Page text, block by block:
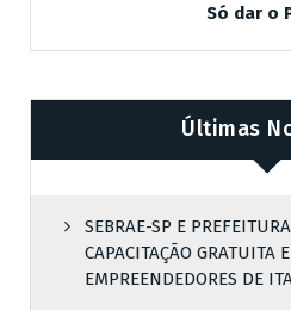
Só dar o
Últimas
SEBRAE-SP E
CAPACITAÇÃO GRATUITA
EMPREENDEDORES DE